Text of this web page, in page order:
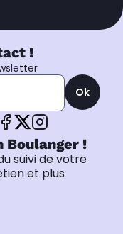
!
Ok
Boulanger !
suivi de votre
et plus